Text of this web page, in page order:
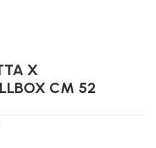
X
CM 52